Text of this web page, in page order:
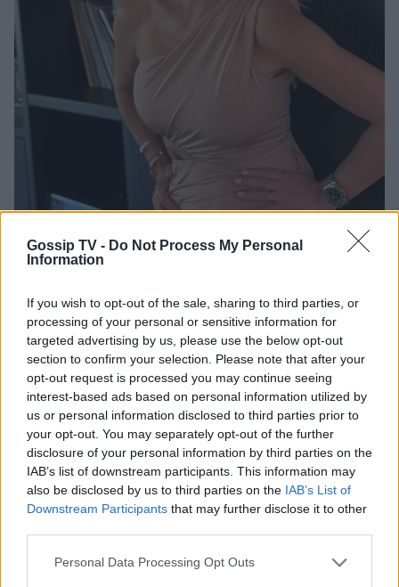
Gossip TV - Do Not Process My Personal
Information
If you wish to opt-out of the sale, sharing to third parties, or
processing of your personal or sensitive information for
targeted advertising by us, please use the below opt-out
section to confirm your selection. Please note that after your
opt-out request is processed you may continue seeing
interest-based ads based on personal information utilized by
us or personal information disclosed to third parties prior to
your opt-out. You may separately opt-out of the further
disclosure of your personal information by third parties on the
IAB’s list of downstream participants. This information may
also be disclosed by us to third parties on the IAB’s List of
Downstream Participants that may further disclose it to other
Personal Data Processing Opt Outs
Η ανάρτησή της συγκέντρωσε αμέσως χιλιάδες
likes και σχόλια από διαδικτυακούς φίλους και
θαυμαστές της, που έσπευσαν να της στείλουν
ευχές και λόγια αγάπης για τη σημερινή ημέρα.
Ελένη Μενεγάκη: Η νέα selfie στη φύση και η
λαμπερή επιδερμίδα της
Ελένη Μενεγάκη: 2+1 νέες φωτό και το μήνυμα:
«Θέλω να είμαι ο λόγος που χαμογελάς»
Η αρένα των μεταγραφών μόλις άνοιξε!